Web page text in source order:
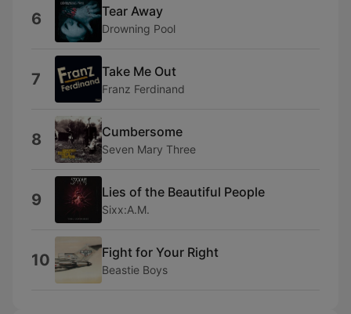
6 Tear Away
Drowning Pool
7 Take Me Out
Franz Ferdinand
8 Cumbersome
Seven Mary Three
9 Lies of the Beautiful People
Sixx:A.M.
10 Fight for Your Right
Beastie Boys